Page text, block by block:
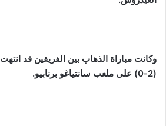
وكانت مباراة الذهاب بين الفريقين قد
(2-0) على ملعب سانتياغو برنابيو.